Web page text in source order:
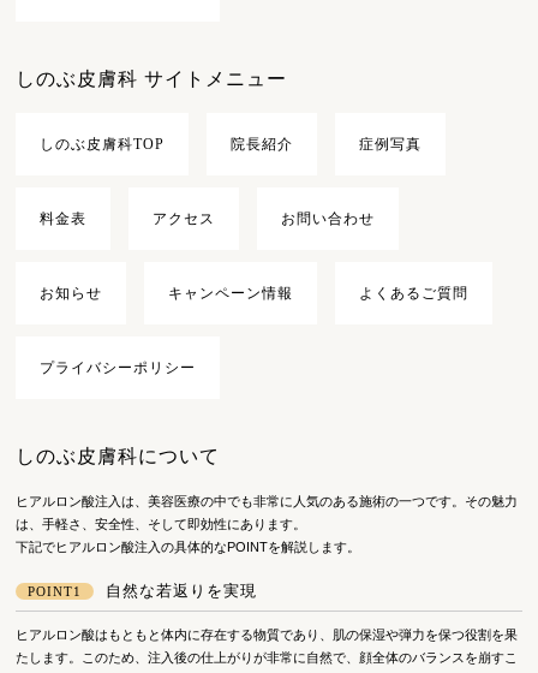
しのぶ皮膚科 サイトメニュー
しのぶ皮膚科TOP 院長紹介 症例写真
料金表 アクセス お問い合わせ
お知らせ キャンペーン情報 よくあるご質問
プライバシーポリシー
しのぶ皮膚科について
ヒアルロン酸注入は、美容医療の中でも非常に人気のある施術の一つです。その魅力
は、手軽さ、安全性、そして即効性にあります。
下記でヒアルロン酸注入の具体的なPOINTを解説します。
POINT1 自然な若返りを実現
ヒアルロン酸はもともと体内に存在する物質であり、肌の保湿や弾力を保つ役割を果
たします。このため、注入後の仕上がりが非常に自然で、顔全体のバランスを崩すこ